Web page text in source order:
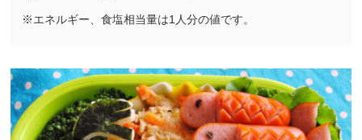
※エネルギー、食塩相当量は1人分の値です。